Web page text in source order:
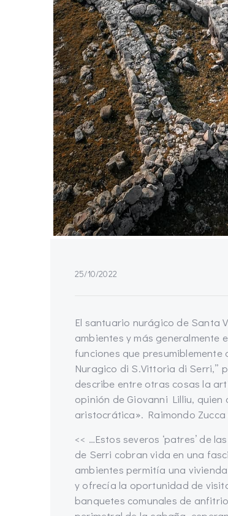
25/10/2022
El santuario nurágico de Santa
ambientes y más generalmente
funciones que
Nuragico di S.Vittoria di Serri,”
describe entre otras cosas la
opinión de Giovanni Lilliu,
aristocrática». Raimondo Zucca
<< …Estos severos ‘patres’ de
de Serri cobran vida en una
ambientes permitía una
y ofrecía la oportunidad de
banquetes comunales de